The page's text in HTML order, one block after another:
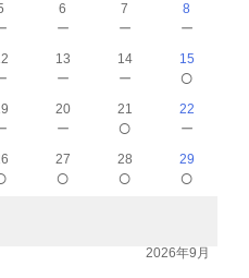
6
－
7
－
8
－
13
－
14
－
15
○
20
－
21
○
22
－
27
○
28
○
29
○
2026年9月